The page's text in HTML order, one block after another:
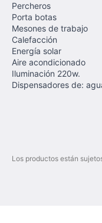
Percheros
Porta botas
Mesones de trabajo
Calefacción
Energía solar
Aire acondicionado
Iluminación 220w.
Dispensadores de:
Los productos están